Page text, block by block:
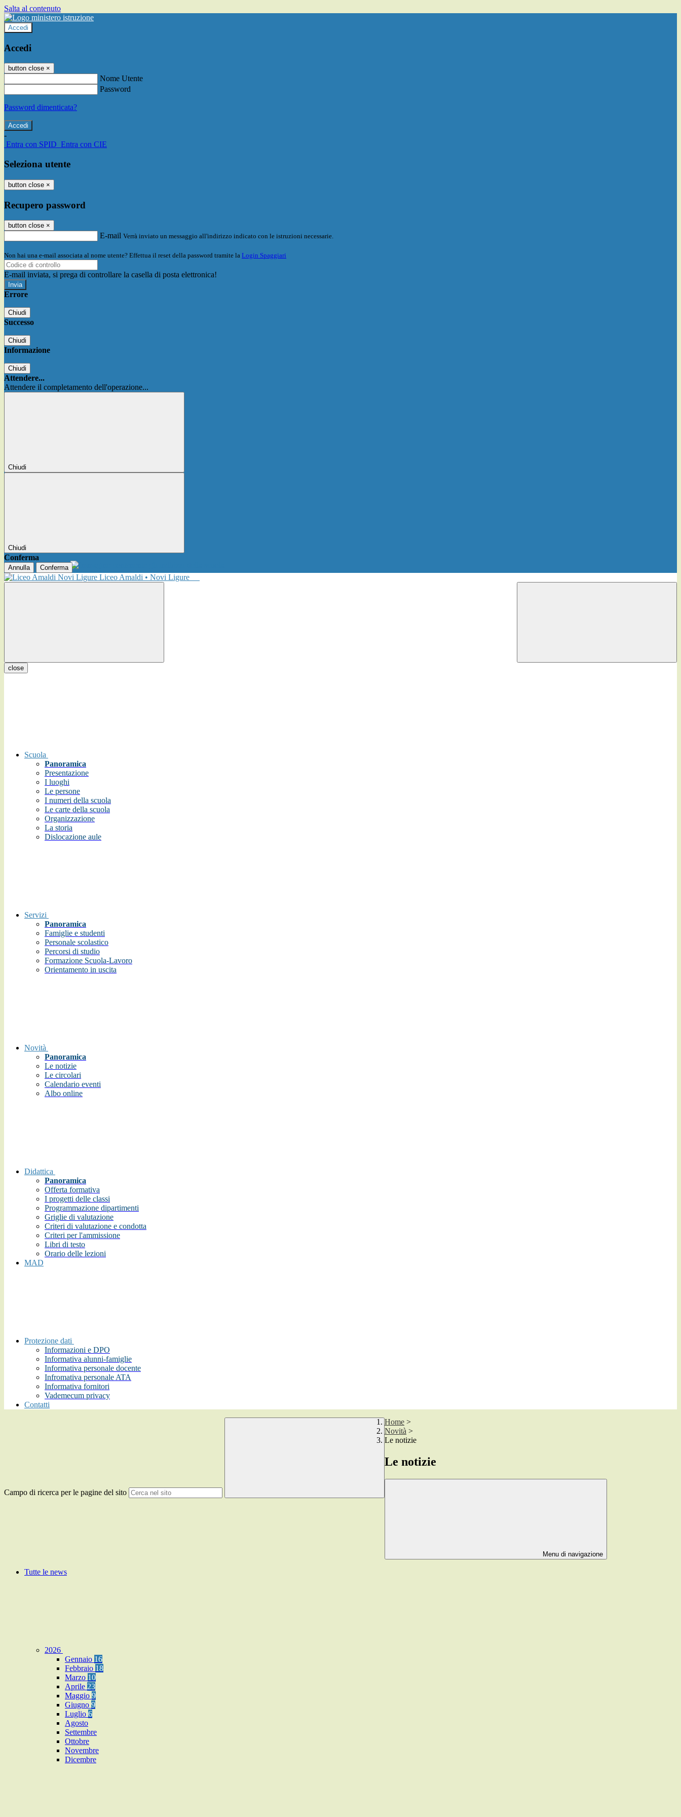
Salta al contenuto
Accedi
Accedi
button close ×
Nome Utente
Password
Password dimenticata?
-
Entra con SPID Entra con CIE
Seleziona utente
button close ×
Recupero password
button close ×
E-mail Verrà inviato un messaggio all'indirizzo indicato con le istruzioni necessarie.
Non hai una e-mail associata al nome utente? Effettua il reset della password tramite la Login Spaggiari
E-mail inviata, si prega di controllare la casella di posta elettronica!
Errore
Chiudi
Successo
Chiudi
Informazione
Chiudi
Attendere...
Attendere il completamento dell'operazione...
Chiudi
Chiudi
Conferma
Annulla Conferma
Liceo Amaldi • Novi Ligure
close
Scuola
Panoramica
Presentazione
I luoghi
Le persone
I numeri della scuola
Le carte della scuola
Organizzazione
La storia
Dislocazione aule
Servizi
Panoramica
Famiglie e studenti
Personale scolastico
Percorsi di studio
Formazione Scuola-Lavoro
Orientamento in uscita
Novità
Panoramica
Le notizie
Le circolari
Calendario eventi
Albo online
Didattica
Panoramica
Offerta formativa
I progetti delle classi
Programmazione dipartimenti
Griglie di valutazione
Criteri di valutazione e condotta
Criteri per l'ammissione
Libri di testo
Orario delle lezioni
MAD
Protezione dati
Informazioni e DPO
Informativa alunni-famiglie
Informativa personale docente
Infromativa personale ATA
Informativa fornitori
Vademecum privacy
Contatti
Campo di ricerca per le pagine del sito
Home >
Novità >
Le notizie
Le notizie
Menu di navigazione
Tutte le news
2026
Gennaio 16
Febbraio 18
Marzo 10
Aprile 23
Maggio 9
Giugno 9
Luglio 6
Agosto
Settembre
Ottobre
Novembre
Dicembre